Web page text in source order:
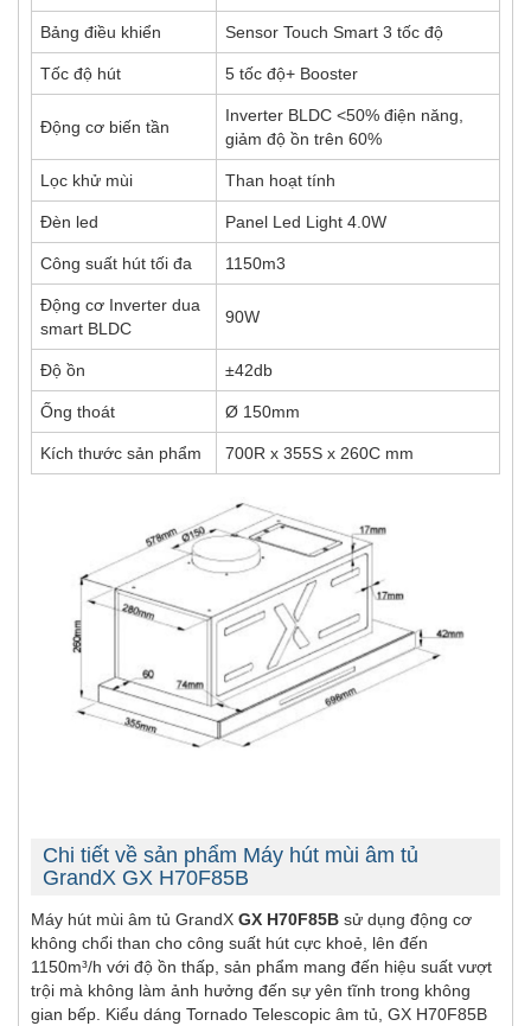
Bảng điều khiển Sensor Touch Smart 3 tốc độ
Tốc độ hút 5 tốc độ+ Booster
Động cơ biến tần
Inverter BLDC <50% điện năng,
giảm độ ồn trên 60%
Lọc khử mùi Than hoạt tính
Đèn led Panel Led Light 4.0W
Công suất hút tối đa 1150m3
Động cơ Inverter dua
smart BLDC
90W
Độ ồn ±42db
Ống thoát Ø 150mm
Kích thước sản phẩm 700R x 355S x 260C mm
Chi tiết về sản phẩm Máy hút mùi âm tủ
GrandX GX H70F85B
Máy hút mùi âm tủ GrandX GX H70F85B sử dụng động cơ
không chổi than cho công suất hút cực khoẻ, lên đến
1150m³/h với độ ồn thấp, sản phẩm mang đến hiệu suất vượt
trội mà không làm ảnh hưởng đến sự yên tĩnh trong không
gian bếp. Kiểu dáng Tornado Telescopic âm tủ, GX H70F85B